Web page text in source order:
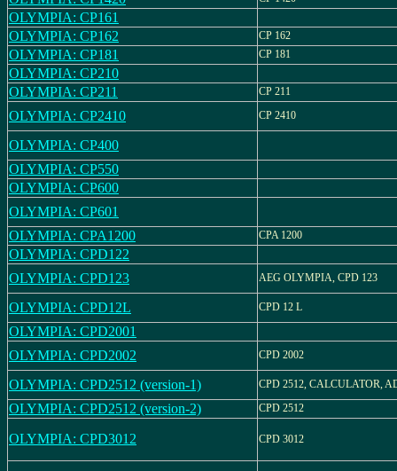
OLYMPIA: CP161
OLYMPIA: CP162
CP 162
OLYMPIA: CP181 CP 181
OLYMPIA: CP210
OLYMPIA: CP211
CP 211
OLYMPIA: CP2410 CP 2410
OLYMPIA: CP400
OLYMPIA: CP550
OLYMPIA: CP600
OLYMPIA: CP601
OLYMPIA: CPA1200
CPA 1200
OLYMPIA: CPD122
OLYMPIA: CPD123
AEG OLYMPIA, CPD 123
OLYMPIA: CPD12L CPD 12 L
OLYMPIA: CPD2001
OLYMPIA: CPD2002
CPD 2002
OLYMPIA: CPD2512 (version-1) CPD 2512, CALCULATOR,
OLYMPIA: CPD2512 (version-2) CPD 2512
OLYMPIA: CPD3012 CPD 3012